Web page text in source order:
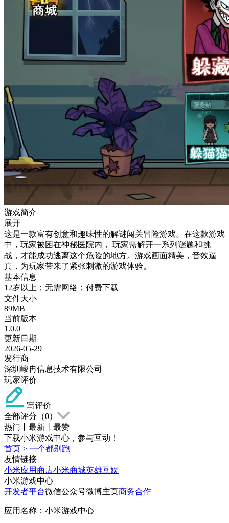
游戏简介
展开
这是一款富有创意和趣味性的解谜闯关冒险游戏。在这款游戏
中，玩家被困在神秘医院内， 玩家需解开一系列谜题和挑
战，才能成功逃离这个危险的地方。游戏画面精美，音效逼
真，为玩家带来了紧张刺激的游戏体验。
基本信息
12岁以上；无需网络；付费下载
文件大小
89MB
当前版本
1.0.0
更新日期
2026-05-29
发行商
深圳峻冉信息技术有限公司
玩家评价
写评价
全部评分（0）
热门
最新
最赞
下载小米游戏中心，参与互动！
首页 > 一个都别跑
友情链接
小米应用商店小米商城英雄互娱
小米游戏中心
开发者平台微信公众号微博主页商务合作
应用名称：小米游戏中心